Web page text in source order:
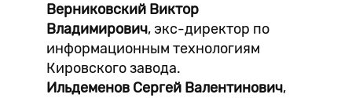
Верниковский Виктор
Владимирович, экс-директор по
информационным технологиям
Кировского завода.
Ильдеменов Сергей Валентинович,